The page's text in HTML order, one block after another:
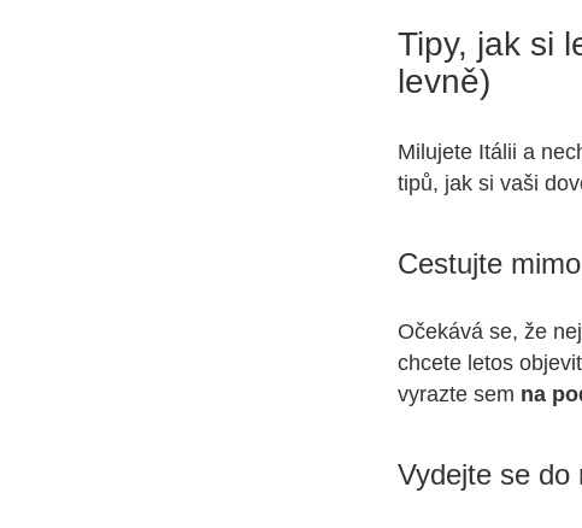
Tipy, jak si
levně)
Milujete Itálii a
tipů, jak si vaši
Cestujte
Očekává se, že
chcete letos
vyrazte sem na
Vydejte se